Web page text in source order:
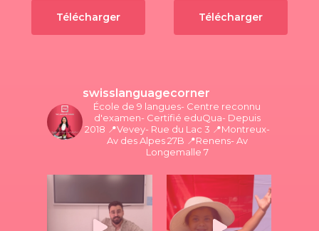
Télécharger Télécharger
swisslanguagecorner
École de 9 langues- Centre reconnu
d'examen- Certifié eduQua- Depuis
2018 📍Vevey- Rue du Lac 3 📍Montreux-
Av des Alpes 27B 📍Renens- Av
Longemalle 7